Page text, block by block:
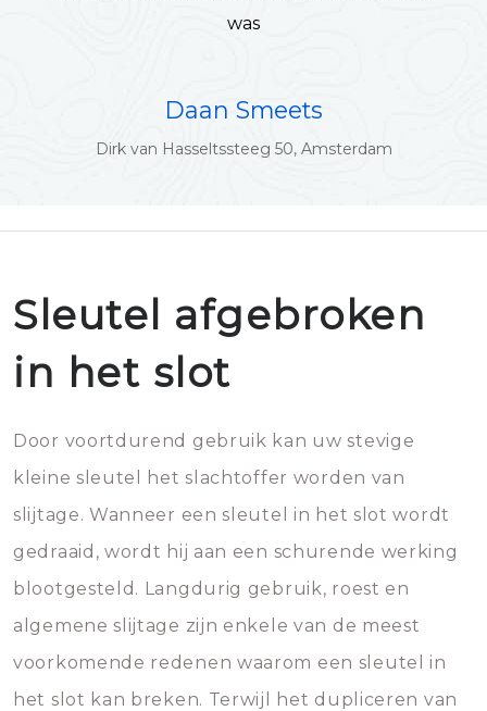
was
Daan Smeets
Dirk van Hasseltssteeg 50, Amsterdam
Sleutel afgebroken
in het slot
Door voortdurend gebruik kan uw stevige
kleine sleutel het slachtoffer worden van
slijtage. Wanneer een sleutel in het slot wordt
gedraaid, wordt hij aan een schurende werking
blootgesteld. Langdurig gebruik, roest en
algemene slijtage zijn enkele van de meest
voorkomende redenen waarom een sleutel in
het slot kan breken. Terwijl het dupliceren van